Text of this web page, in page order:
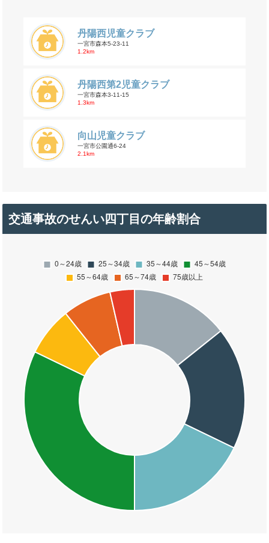
丹陽西児童クラブ
一宮市森本5-23-11
1.2km
丹陽西第2児童クラブ
一宮市森本3-11-15
1.3km
向山児童クラブ
一宮市公園通6-24
2.1km
交通事故のせんい四丁目の年齢割合